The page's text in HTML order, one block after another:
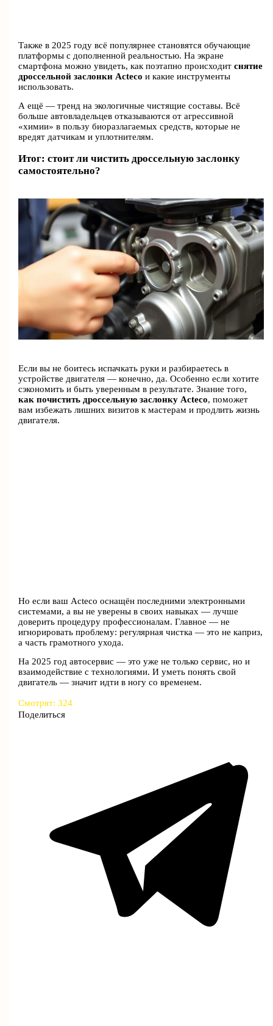
Также в 2025 году всё популярнее становятся обучающие
платформы с дополненной реальностью. На экране
смартфона можно увидеть, как поэтапно происходитснятие
дроссельной заслонки Acteco и какие инструменты
использовать.
А ещё — тренд на экологичные чистящие составы. Всё
больше автовладельцев отказываются от агрессивной
«химии» в пользу биоразлагаемых средств, которые не
вредят датчикам и уплотнителям.
Итог: стоит ли чистить дроссельную заслонку
самостоятельно?
Если вы не боитесь испачкать руки и разбираетесь в
устройстве двигателя — конечно, да. Особенно если хотите
сэкономить и быть уверенным в результате. Знание того,
как почистить дроссельную заслонку Acteco, поможет
вам избежать лишних визитов к мастерам и продлить жизнь
двигателя.
Но если ваш Acteco оснащён последними электронными
системами, а вы не уверены в своих навыках — лучше
доверить процедуру профессионалам. Главное — не
игнорировать проблему: регулярная чистка — это не каприз,
а часть грамотного ухода.
На 2025 год автосервис — это уже не только сервис, но и
взаимодействие с технологиями. И уметь понять свой
двигатель — значит идти в ногу со временем.
Смотрят: 324
Поделиться